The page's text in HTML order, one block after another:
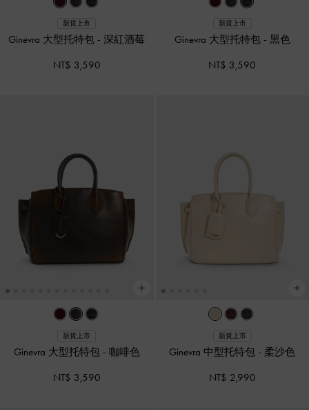
新貨上市
Ginevra 大型托特包 -深紅酒莓
NT$ 3,590
新貨上市
Ginevra 大型托特包 - 黑色
NT$ 3,590
新貨上市
Ginevra 大型托特包 - 咖啡色
NT$ 3,590
新貨上市
Ginevra 中型托特包 - 柔沙色
NT$ 2,990